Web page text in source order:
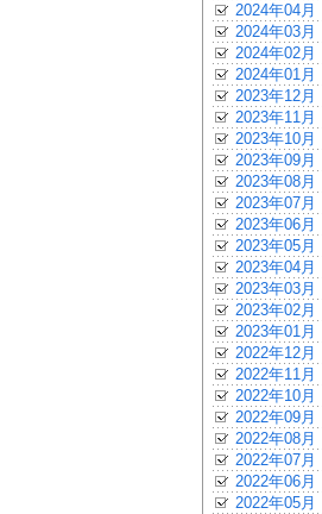
2024年04月
2024年03月
2024年02月
2024年01月
2023年12月
2023年11月
2023年10月
2023年09月
2023年08月
2023年07月
2023年06月
2023年05月
2023年04月
2023年03月
2023年02月
2023年01月
2022年12月
2022年11月
2022年10月
2022年09月
2022年08月
2022年07月
2022年06月
2022年05月